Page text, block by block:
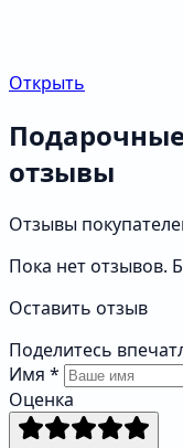
Открыть
отзывы
Отзывы
Пока нет отзывов.
Оставить отзыв
Поделитесь
Имя *
Оценка